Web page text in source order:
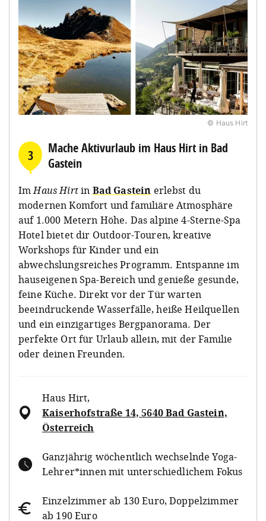
© Haus Hirt
3
Mache Aktivurlaub im Haus Hirt in Bad
Gastein
ImHaus Hirtin Bad Gastein erlebst du
modernen Komfort und familiäre Atmosphäre
auf 1.000 Metern Höhe. Das alpine 4-Sterne-Spa
Hotel bietet dir Outdoor-Touren, kreative
Workshops für Kinder und ein
abwechslungsreiches Programm. Entspanne im
hauseigenen Spa-Bereich und genieße gesunde,
feine Küche. Direkt vor der Tür warten
beeindruckende Wasserfälle, heiße Heilquellen
und ein einzigartiges Bergpanorama. Der
perfekte Ort für Urlaub allein, mit der Familie
oder deinen Freunden.
Haus Hirt,
Kaiserhofstraße 14, 5640 Bad Gastein,
Österreich
Ganzjährig wöchentlich wechselnde Yoga-
Lehrer*innen mit unterschiedlichem Fokus
Einzelzimmer ab 130 Euro, Doppelzimmer
ab 190 Euro